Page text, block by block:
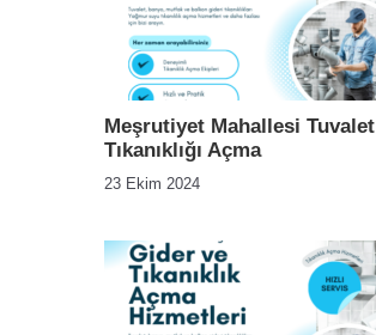
Meşrutiyet Mahallesi Tuvalet
Tıkanıklığı Açma
23 Ekim 2024